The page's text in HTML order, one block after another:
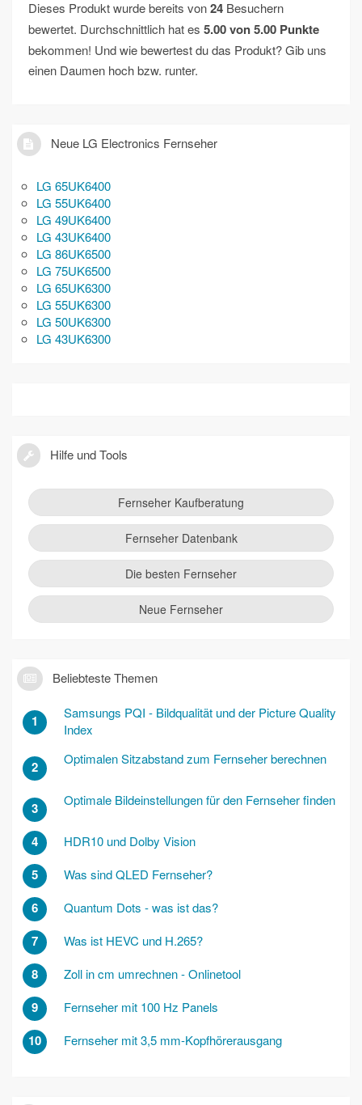
Dieses Produkt wurde bereits von24 Besuchern
bewertet. Durchschnittlich hat es 5.00von5.00 Punkte
bekommen! Und wie bewertest du das Produkt? Gib uns
einen Daumen hoch bzw. runter.
Neue LG Electronics Fernseher
LG 65UK6400
LG 55UK6400
LG 49UK6400
LG 43UK6400
LG 86UK6500
LG 75UK6500
LG 65UK6300
LG 55UK6300
LG 50UK6300
LG 43UK6300
Hilfe und Tools
Fernseher Kaufberatung
Fernseher Datenbank
Die besten Fernseher
Neue Fernseher
Beliebteste Themen
1
Samsungs PQI - Bildqualität und der Picture Quality
Index
2 Optimalen Sitzabstand zum Fernseher berechnen
3 Optimale Bildeinstellungen für den Fernseher finden
4 HDR10 und Dolby Vision
5 Was sind QLED Fernseher?
6 Quantum Dots - was ist das?
7 Was ist HEVC und H.265?
8 Zoll in cm umrechnen - Onlinetool
9 Fernseher mit 100 Hz Panels
10 Fernseher mit 3,5 mm-Kopfhörerausgang